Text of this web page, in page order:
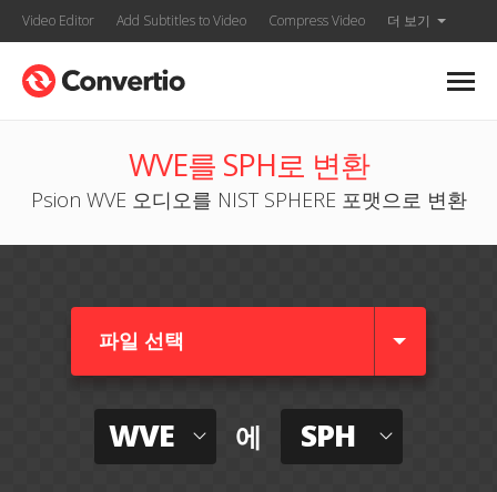
Video Editor Add Subtitles to Video Compress Video 더 보기
WVE를 SPH로 변환
Psion WVE 오디오를 NIST SPHERE 포맷으로 변환
파일 선택
WVE 에 SPH